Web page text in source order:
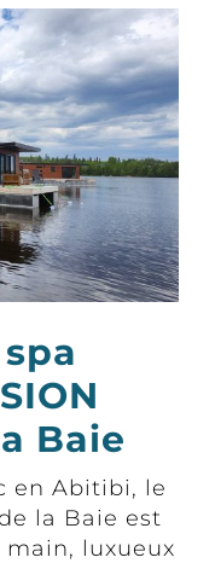
Baie
en Abitibi, le
la Baie est
luxueux